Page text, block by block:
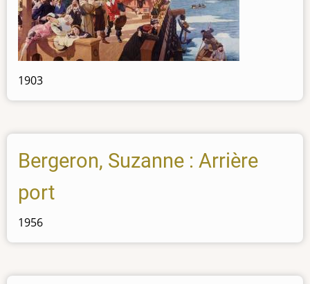
1903
Bergeron, Suzanne : Arrière
port
1956